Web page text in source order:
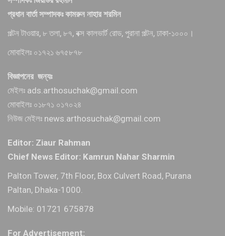
প্রধান বার্তা সম্পাদকঃ কামরুন নাহার শরমিন
পল্টন টাওয়ার, ৮ তলা, ৮৭, বক্স কালভার্ট রোড, পুরানা পল্টন, ঢাকা-১০০০।
মোবাইলঃ ০১৭২১ ৬৭৫৮৭৮
বিজ্ঞাপনের জন্যঃ
মেইলঃ ads.arthosuchak@gmail.com
মোবাইলঃ ০১৮৭১ ০১৭০২৪
নিউজ মেইলঃ news.arthosuchak@gmail.com
Editor: Ziaur Rahman
Chief News Editor: Kamrun Nahar Sharmin
Palton Tower, 7th Floor, Box Culvert Road, Purana
Paltan, Dhaka-1000.
Mobile: 01721 675878
For Advertisement: